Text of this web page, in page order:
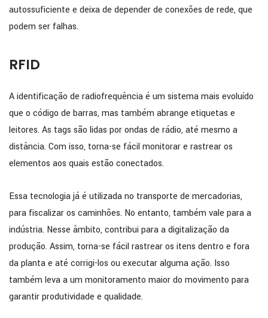
autossuficiente e deixa de depender de conexões de rede, que
podem ser falhas.
RFID
A identificação de radiofrequência é um sistema mais evoluído
que o código de barras, mas também abrange etiquetas e
leitores. As tags são lidas por ondas de rádio, até mesmo a
distância. Com isso, torna-se fácil monitorar e rastrear os
elementos aos quais estão conectados.
Essa tecnologia já é utilizada no transporte de mercadorias,
para fiscalizar os caminhões. No entanto, também vale para a
indústria. Nesse âmbito, contribui para a digitalização da
produção. Assim, torna-se fácil rastrear os itens dentro e fora
da planta e até corrigi-los ou executar alguma ação. Isso
também leva a um monitoramento maior do movimento para
garantir produtividade e qualidade.